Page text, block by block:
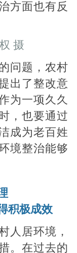
方面也有反
摄
问题，农村
出了整改意
为一项久久
，也要通过
成为老百姓
境整治能够
积极成效
人居环境，
。在过去的